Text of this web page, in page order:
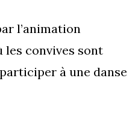
l’animation
les convives sont
à une danse